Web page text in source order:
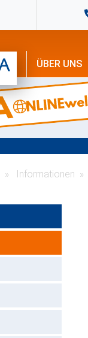
ÜBER UNS
Informationen